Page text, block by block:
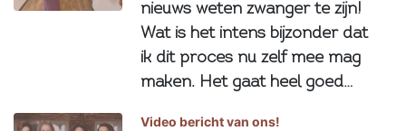
nieuws weten zwanger te zijn!
Wat is het intens bijzonder dat
ik dit proces nu zelf mee mag
maken. Het gaat heel goed…
Video bericht van ons!